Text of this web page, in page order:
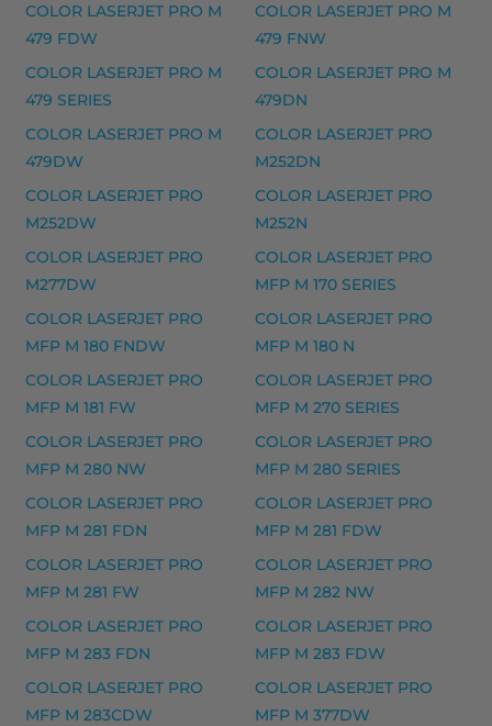
HP 903 mustekasetti, syaani – tarvike, premium
HP 903XL mustekasetti, magenta – tarvike, premium
HP 903XL mustekasetti, musta – tarvike, premium
HP 903XL mustekasetti, syaani – tarvike, premium
903 SERIES, OFFICEJET 6900 SERIES, OFFICEJET
HP 912XL mustekasetti musteet
HP 912XL mustekasetti, keltainen – tarvike, premium
HP 912XL mustekasetti, musta – tarvike, premium
HP 912XL mustekasetti, syaani – tarvike, premium
HP 940XL mustekasetti musteet
HP 940XL mustekasetti, keltainen – tarvike,
HP 940XL mustekasetti, musta – tarvike, premium
HP 940XL mustekasetti, syaani – tarvike, premium
COLOR LASERJET PRO M
479 FDW
COLOR LASERJET PRO M
479 FNW
COLOR LASERJET PRO M
479 SERIES
COLOR LASERJET PRO M
479DN
COLOR LASERJET PRO M
479DW
COLOR LASERJET PRO
M252DN
COLOR LASERJET PRO
M252DW
COLOR LASERJET PRO
M252N
COLOR LASERJET PRO
M277DW
COLOR LASERJET PRO
MFP M 170 SERIES
COLOR LASERJET PRO
MFP M 180 FNDW
COLOR LASERJET PRO
MFP M 180 N
COLOR LASERJET PRO
MFP M 181 FW
COLOR LASERJET PRO
MFP M 270 SERIES
COLOR LASERJET PRO
MFP M 280 NW
COLOR LASERJET PRO
MFP M 280 SERIES
COLOR LASERJET PRO
MFP M 281 FDN
COLOR LASERJET PRO
MFP M 281 FDW
COLOR LASERJET PRO
MFP M 281 FW
COLOR LASERJET PRO
MFP M 282 NW
COLOR LASERJET PRO
MFP M 283 FDN
COLOR LASERJET PRO
MFP M 283 FDW
COLOR LASERJET PRO
MFP M 283CDW
COLOR LASERJET PRO
MFP M 377DW